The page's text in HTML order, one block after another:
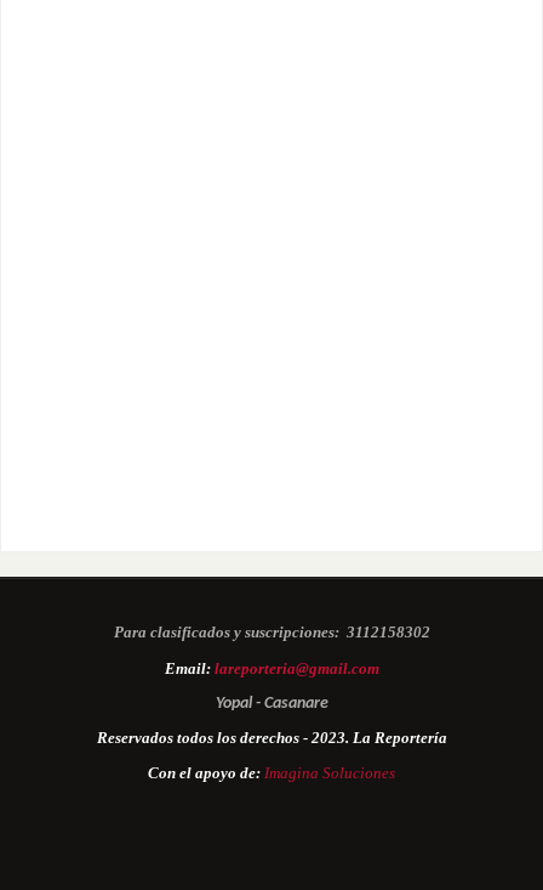
Para clasificados y suscripciones: 3112158302
Email: lareporteria@gmail.com
Yopal - Casanare
Reservados todos los derechos - 2023. La Reportería
Con el apoyo de: Imagina Soluciones